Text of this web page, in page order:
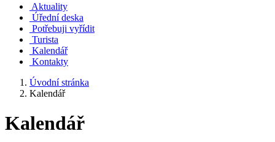
Aktuality
Úřední deska
Potřebuji vyřídit
Turista
Kalendář
Kontakty
Úvodní stránka
Kalendář
Kalendář